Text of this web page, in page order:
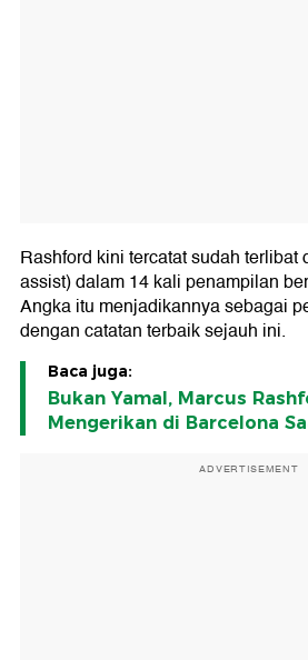
Rashford kini tercatat sudah terlibat
assist) dalam 14 kali penampilan
Angka itu menjadikannya sebagai
dengan catatan terbaik sejauh ini.
Baca juga:
Bukan Yamal, Marcus
Mengerikan di Barcelona
ADVERTISEMENT